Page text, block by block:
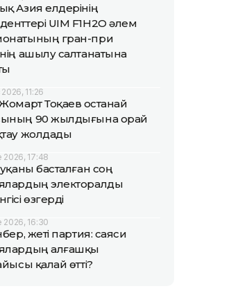
Азия елдерінің
UIM F1H2O әлем
гран-при
ашылу салтанатына
11:26
Тоқаев Қостанай
90 жылдығына орай
жолдады
2026, 17:48
басталған соң
электоралды
өзгерді
2026, 16:30
жеті партия: саяси
алғашқы
қалай өтті?